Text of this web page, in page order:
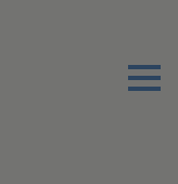
Menu